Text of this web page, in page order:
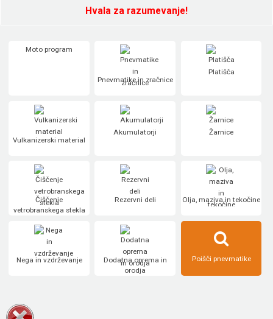
Hvala za razumevanje!
Moto program
Pnevmatike in zračnice
Platišča
Vulkanizerski material
Akumulatorji Žarnice
Čiščenje
vetrobranskega stekla
Rezervni deli Olja, maziva in tekočine
Nega in vzdrževanje
Dodatna oprema in
orodja
Poišči pnevmatike